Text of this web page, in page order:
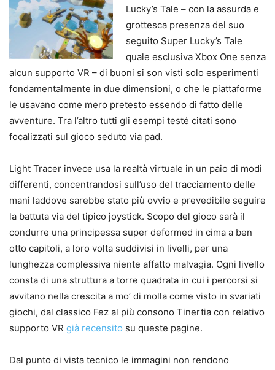
Lucky’s Tale – con la assurda e
grottesca presenza del suo
seguito Super Lucky’s Tale
quale esclusiva Xbox One senza
alcun supporto VR – di buoni si son visti solo esperimenti
fondamentalmente in due dimensioni, o che le piattaforme
le usavano come mero pretesto essendo di fatto delle
avventure. Tra l’altro tutti gli esempi testé citati sono
focalizzati sul gioco seduto via pad.
Light Tracer invece usa la realtà virtuale in un paio di modi
differenti, concentrandosi sull’uso del tracciamento delle
mani laddove sarebbe stato più ovvio e prevedibile seguire
la battuta via del tipico joystick. Scopo del gioco sarà il
condurre una principessa super deformed in cima a ben
otto capitoli, a loro volta suddivisi in livelli, per una
lunghezza complessiva niente affatto malvagia. Ogni livello
consta di una struttura a torre quadrata in cui i percorsi si
avvitano nella crescita a mo’ di molla come visto in svariati
giochi, dal classico Fez al più consono Tinertia con relativo
supporto VR già recensito su queste pagine.
Dal punto di vista tecnico le immagini non rendono